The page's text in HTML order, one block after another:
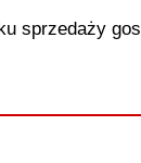
sprzedaży